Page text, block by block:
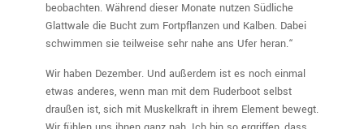
beobachten. Während dieser Monate nutzen Südliche
Glattwale die Bucht zum Fortpflanzen und Kalben. Dabei
schwimmen sie teilweise sehr nahe ans Ufer heran.“
Wir haben Dezember. Und außerdem ist es noch einmal
etwas anderes, wenn man mit dem Ruderboot selbst
draußen ist, sich mit Muskelkraft in ihrem Element bewegt.